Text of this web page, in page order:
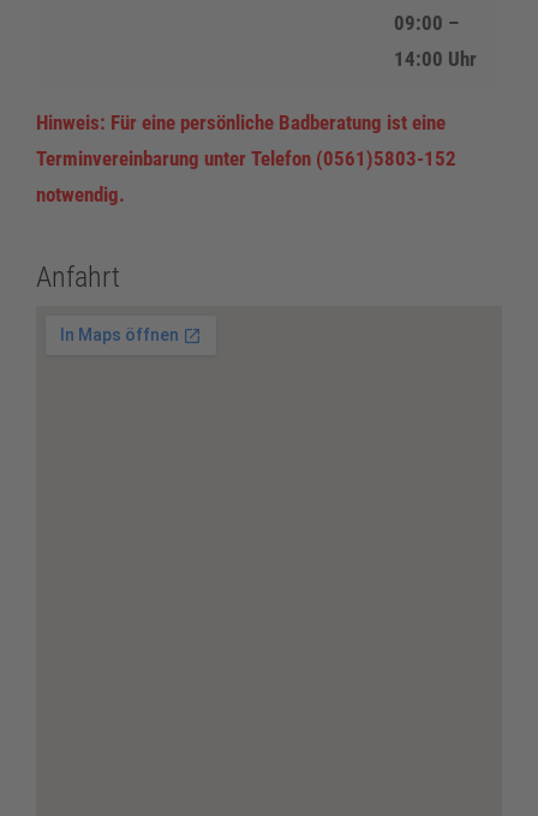
09:00 –
14:00 Uhr
Hinweis: Für eine persönliche Badberatung ist eine
Terminvereinbarung unter Telefon (0561)5803-152
notwendig.
Anfahrt